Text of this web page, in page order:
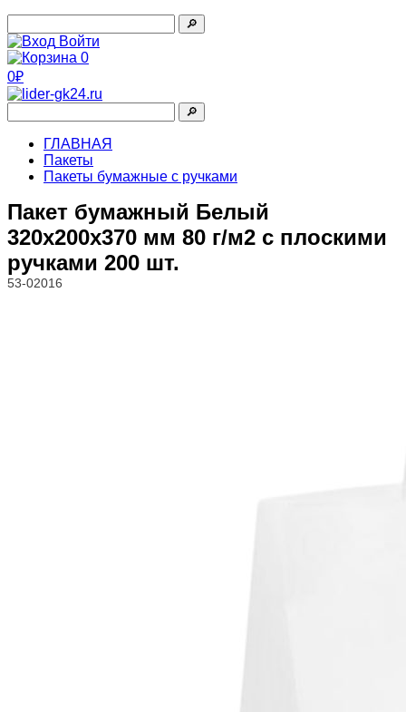
🔎︎
Войти
0
0₽
🔎︎
ГЛАВНАЯ
Пакеты
Пакеты бумажные с ручками
Пакет бумажный Белый
320х200х370 мм 80 г/м2 с плоскими
ручками 200 шт.
53-02016